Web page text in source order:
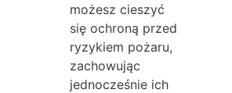
możesz cieszyć
się ochroną przed
ryzykiem pożaru,
zachowując
jednocześnie ich